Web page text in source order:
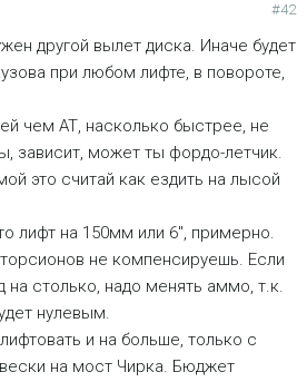
#42
другой вылет диска. Иначе будет
при любом лифте, в повороте,
чем АТ, насколько быстрее, не
зависит, может ты фордо-летчик.
это считай как ездить на лысой
лифт на 150мм или 6", примерно.
не компенсируешь. Если
на столько, надо менять аммо, т.к.
нулевым.
и на больше, только с
на мост Чирка. Бюджет